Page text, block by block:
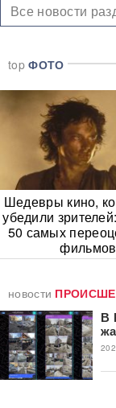
Все новости
topФОТО
Шедевры кино,
убедили
50 самых
фильмов
новости
В